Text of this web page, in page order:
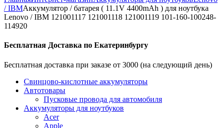
/ IBMАккумулятор / батарея ( 11.1V 4400mAh ) для ноутбука
Lenovo / IBM 121001117 121001118 121001119 101-160-100248-
114920
Бесплатная Доставка по Екатеринбургу
Бесплатная доставка при заказе от 3000 (на следующий день)
Cвинцово-кислотные аккумуляторы
Автотовары
Пусковые провода для автомобиля
Аккумуляторы для ноутбуков
Acer
Apple